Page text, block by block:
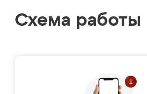
Схема работы